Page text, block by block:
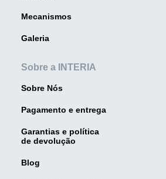
Mecanismos
Galeria
Sobre a INTERIA
Sobre Nós
Pagamento e entrega
Garantias e política
de devolução
Blog